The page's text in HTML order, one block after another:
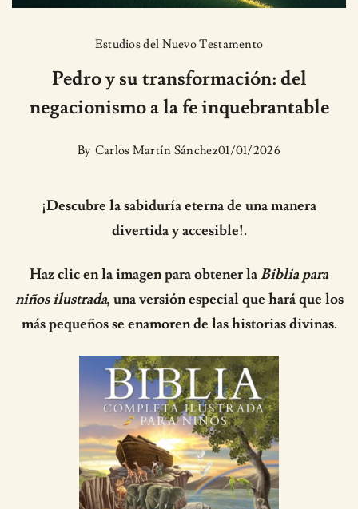
Estudios del Nuevo Testamento
Pedro y su transformación: del
negacionismo a la fe inquebrantable
By Carlos Martín Sánchez01/01/2026
¡Descubre la sabiduría eterna de una manera
divertida y accesible!.
Haz clic en la imagen para obtener laBiblia para
niños ilustrada, una versión especial que hará que los
más pequeños se enamoren de las historias divinas.